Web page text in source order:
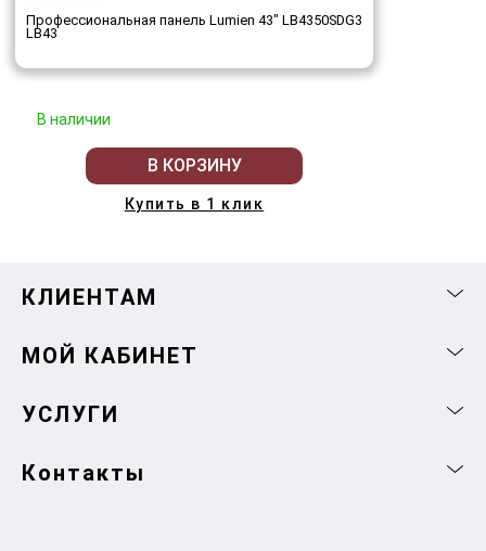
Профессиональная панель Lumien 43" LB4350SDG3
LB43
В наличии
В КОРЗИНУ
Купить в 1 клик
КЛИЕНТАМ
МОЙ КАБИНЕТ
УСЛУГИ
Контакты